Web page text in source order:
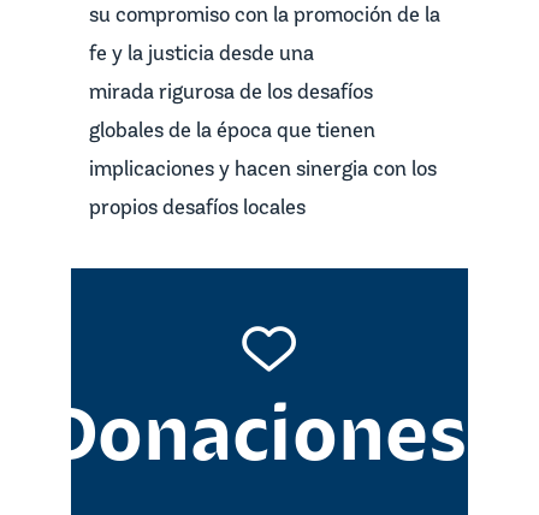
su compromiso con la promoción de la
fe y la justicia desde una
mirada rigurosa de los desafíos
globales de la época que tienen
implicaciones y hacen sinergia con los
propios desafíos locales
Donaciones